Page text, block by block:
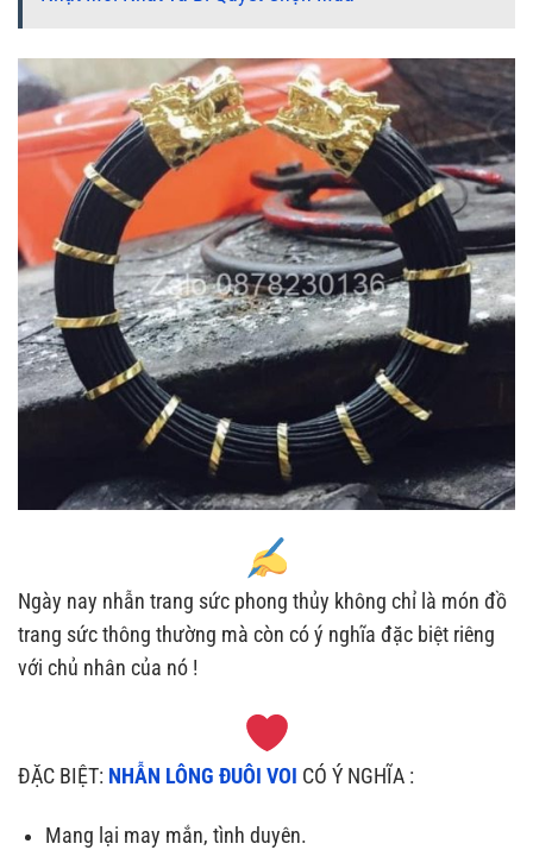
Ngày nay nhẫn trang sức phong thủy không chỉ là món đồ
trang sức thông thường mà còn có ý nghĩa đặc biệt riêng
với chủ nhân của nó !
ĐẶC BIỆT: NHẪN LÔNG ĐUÔI VOI CÓ Ý NGHĨA :
Mang lại may mắn, tình duyên.